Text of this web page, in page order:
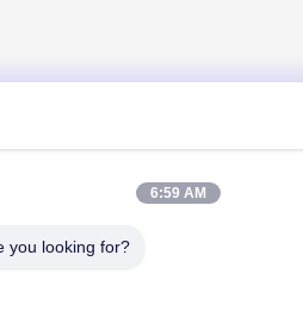
6:59 AM
you looking for?